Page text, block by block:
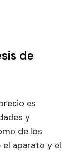
de
es
y
de los
el aparato y el